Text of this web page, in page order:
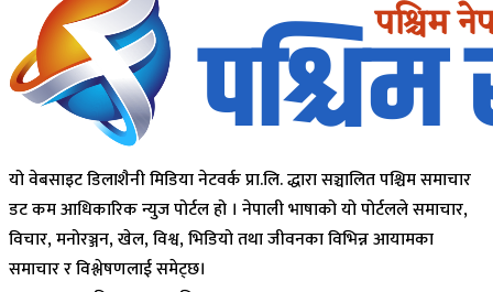
यो वेबसाइट डिलाशैनी मिडिया नेटवर्क प्रा.लि. द्धारा सञ्चालित पश्चिम समाचार
डट कम आधिकारिक न्युज पोर्टल हो । नेपाली भाषाको यो पोर्टलले समाचार,
विचार, मनोरञ्जन, खेल, विश्व, भिडियो तथा जीवनका विभिन्न आयामका
समाचार र विश्लेषणलाई समेट्छ।